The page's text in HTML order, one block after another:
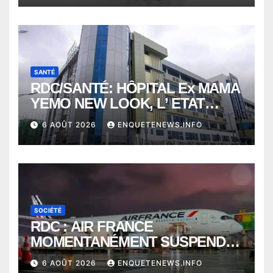
KISANGANI
SANTÉ
RDC/SANTÉ: HÔPITAL Ex MAMA
YEMO NEW LOOK, L’ ETAT
PERD LE CONTROLE
6 AOÛT 2026 ENQUETENEWS.INFO
SOCIÉTÉ
RDC : AIR FRANCE
MOMENTANÉMENT SUSPENDU
ENTRE KINSHASA ET PARIS ?
6 AOÛT 2026 ENQUETENEWS.INFO